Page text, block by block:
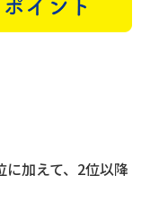
加えて、2位以降